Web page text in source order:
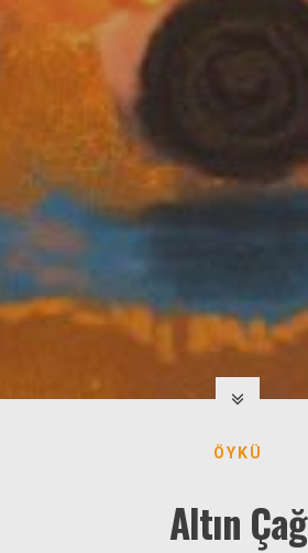
ÖYKÜ
Altın Çağ